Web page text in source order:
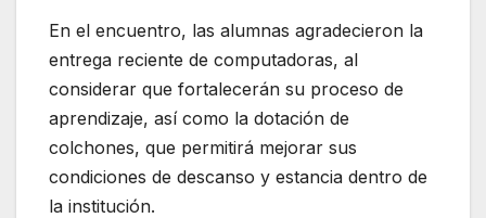
En el encuentro, las alumnas agradecieron la
entrega reciente de computadoras, al
considerar que fortalecerán su proceso de
aprendizaje, así como la dotación de
colchones, que permitirá mejorar sus
condiciones de descanso y estancia dentro de
la institución.